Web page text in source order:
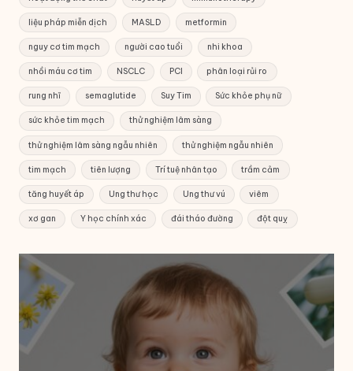
liệu pháp miễn dịch MASLD metformin
nguy cơ tim mạch người cao tuổi nhi khoa
nhồi máu cơ tim NSCLC PCI phân loại rủi ro
rung nhĩ semaglutide Suy Tim Sức khỏe phụ nữ
sức khỏe tim mạch thử nghiệm lâm sàng
thử nghiệm lâm sàng ngẫu nhiên thử nghiệm ngẫu nhiên
tim mạch tiên lượng Trí tuệ nhân tạo trầm cảm
tăng huyết áp Ung thư học Ung thư vú viêm
xơ gan Y học chính xác đái tháo đường đột quỵ